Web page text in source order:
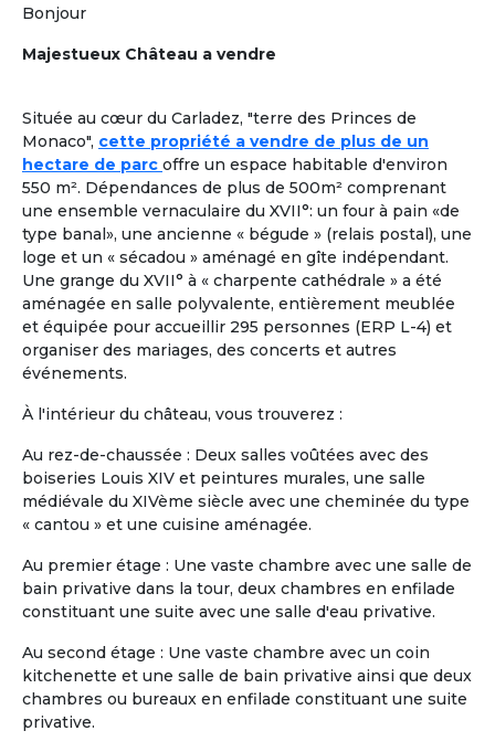
Bonjour
Majestueux Château a vendre
Située au cœur du Carladez, "terre des Princes de
Monaco", cette propriété a vendre de plus de un
hectare de parc offre un espace habitable d'environ
550 m². Dépendances de plus de 500m² comprenant
une ensemble vernaculaire du XVII°: un four à pain «de
type banal», une ancienne « bégude » (relais postal), une
loge et un « sécadou » aménagé en gîte indépendant.
Une grange du XVII° à « charpente cathédrale » a été
aménagée en salle polyvalente, entièrement meublée
et équipée pour accueillir 295 personnes (ERP L-4) et
organiser des mariages, des concerts et autres
événements.
À l'intérieur du château, vous trouverez :
Au rez-de-chaussée : Deux salles voûtées avec des
boiseries Louis XIV et peintures murales, une salle
médiévale du XIVème siècle avec une cheminée du type
« cantou » et une cuisine aménagée.
Au premier étage : Une vaste chambre avec une salle de
bain privative dans la tour, deux chambres en enfilade
constituant une suite avec une salle d'eau privative.
Au second étage : Une vaste chambre avec un coin
kitchenette et une salle de bain privative ainsi que deux
chambres ou bureaux en enfilade constituant une suite
privative.
Formules adaptées à la cohabitation
1 Location dans une Maison Partagée et Solidaire
taille humaine oucolocation chez un senior, pour une
retraite paisible, en adoptantun mode de vie collectif
ou chaque retraité a son rôle à jouer.Les colocataires
seniors n’y sont pas « accueillis », ils sont réellement
chez eux !
Colocation Seniors Maison Partagée
Marrakech Maroc
Et si votre retraite prenait une nouvelle
dimension, entre confort, rencontres et
logement propose une colocation clé en
souhaitant s’installer dans un
environnement à la fois serein, sécurisé et
vivant, tout en conservant leur
indépendance. L’appartement, spacieux et
entièrement meublé, offre : -4 chambres
(possibilité en solo ou en couple) -3 salles
de bain -2 salons confortables -1 espace
salle à manger -1 cuisine équipée -1 grande
terrasse avec jacuzzi Situé au sein d’une
résidence sécurisée 24h/24 et 7j/7,
l’environnement est calme, verdoyant et
agréable à vivre. La résidence est
À la une